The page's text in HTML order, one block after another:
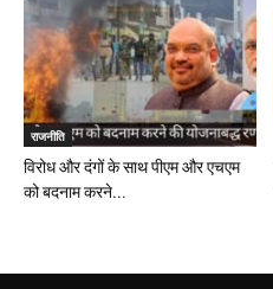
राजनीति
विरोध और दंगों के साथ पीएम और एचएम
को बदनाम करने...